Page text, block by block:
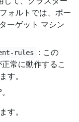
ォルトでは、ポー
ーゲット マシン
rules
: この
常に動作するこ
す。
す。